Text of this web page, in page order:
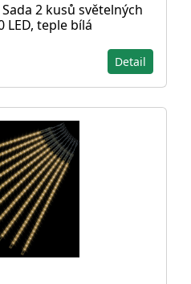
Sada 2 kusů světelných
LED, teple bílá
Detail